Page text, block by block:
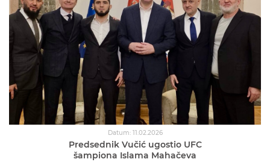
Datum: 11.02.2026
Predsednik Vučić ugostio UFC
šampiona Islama Mahačeva